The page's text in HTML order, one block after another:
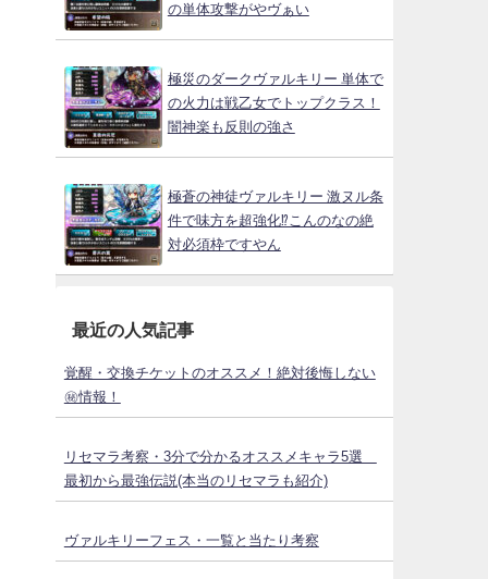
の単体攻撃がやヴぁい
極災のダークヴァルキリー 単体で
の火力は戦乙女でトップクラス！
闇神楽も反則の強さ
極蒼の神徒ヴァルキリー 激ヌル条
件で味方を超強化⁉こんのなの絶
対必須枠ですやん
最近の人気記事
覚醒・交換チケットのオススメ！絶対後悔しない
㊙情報！
リセマラ考察・3分で分かるオススメキャラ5選
最初から最強伝説(本当のリセマラも紹介)
ヴァルキリーフェス・一覧と当たり考察